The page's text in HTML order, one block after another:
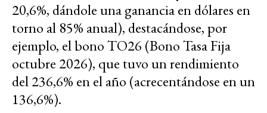
20,6%, dándole una ganancia en dólares en
torno al 85% anual), destacándose, por
ejemplo, el bono TO26 (Bono Tasa Fija
octubre 2026), que tuvo un rendimiento
del 236,6% en el año (acrecentándose en un
136,6%).